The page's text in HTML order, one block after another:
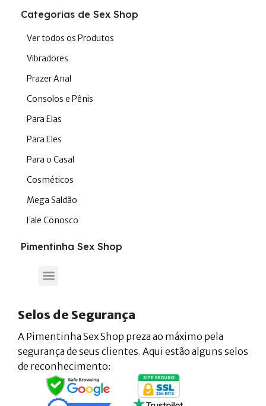
Categorias de Sex Shop
Ver todos os Produtos
Vibradores
Prazer Anal
Consolos e Pênis
Para Elas
Para Eles
Para o Casal
Cosméticos
Mega Saldão
Fale Conosco
Pimentinha Sex Shop
Selos de Segurança
A Pimentinha Sex Shop preza ao máximo pela
segurança de seus clientes. Aqui estão alguns selos
de reconhecimento: